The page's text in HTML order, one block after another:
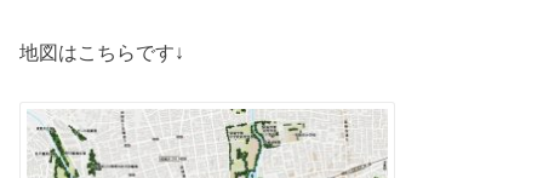
地図はこちらです↓